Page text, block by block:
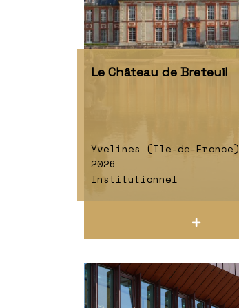
Le Château de Breteuil
Yvelines (Ile-de-France)
2026
Institutionnel